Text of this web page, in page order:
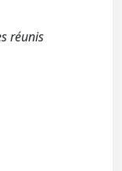
réunis